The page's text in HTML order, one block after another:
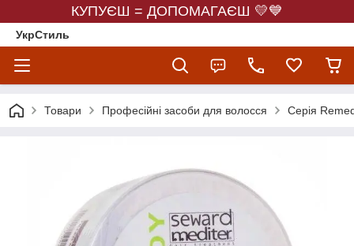
КУПУЄШ = ДОПОМАГАЄШ 💛💙
УкрСтиль
Товари Професійні засоби для волосся Серія